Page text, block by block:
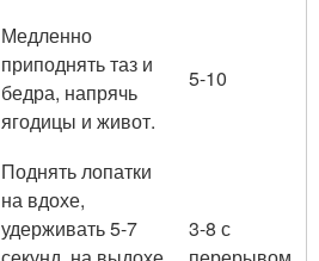
Медленно
приподнять таз и
бедра, напрячь
ягодицы и живот.
5-10
Поднять лопатки
на вдохе,
удерживать 5-7
3-8 с